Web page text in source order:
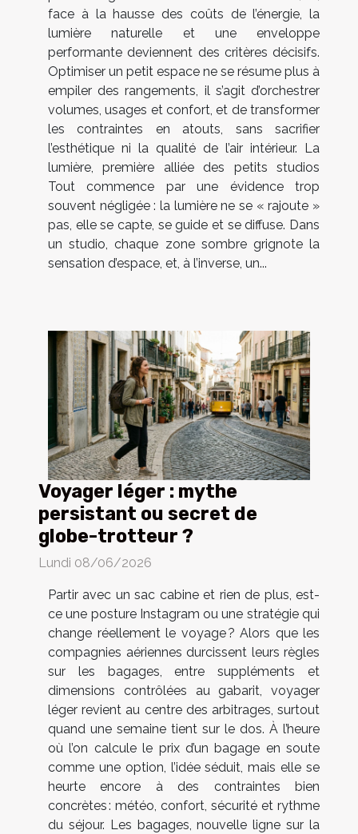
face à la hausse des coûts de l’énergie, la
lumière naturelle et une enveloppe
performante deviennent des critères décisifs.
Optimiser un petit espace ne se résume plus à
empiler des rangements, il s’agit d’orchestrer
volumes, usages et confort, et de transformer
les contraintes en atouts, sans sacrifier
l’esthétique ni la qualité de l’air intérieur. La
lumière, première alliée des petits studios
Tout commence par une évidence trop
souvent négligée : la lumière ne se « rajoute »
pas, elle se capte, se guide et se diffuse. Dans
un studio, chaque zone sombre grignote la
sensation d’espace, et, à l’inverse, un...
Voyager léger : mythe
persistant ou secret de
globe-trotteur ?
Lundi 08/06/2026
Partir avec un sac cabine et rien de plus, est-
ce une posture Instagram ou une stratégie qui
change réellement le voyage ? Alors que les
compagnies aériennes durcissent leurs règles
sur les bagages, entre suppléments et
dimensions contrôlées au gabarit, voyager
léger revient au centre des arbitrages, surtout
quand une semaine tient sur le dos. À l’heure
où l’on calcule le prix d’un bagage en soute
comme une option, l’idée séduit, mais elle se
heurte encore à des contraintes bien
concrètes : météo, confort, sécurité et rythme
du séjour. Les bagages, nouvelle ligne sur la